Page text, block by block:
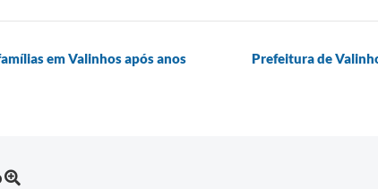
em Valinhos após anos
Prefeitura de